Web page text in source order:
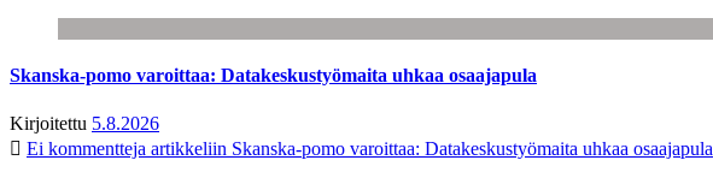
Skanska-pomo varoittaa: Datakeskustyömaita uhkaa osaajapula
Kirjoitettu 5.8.2026
Ei kommentteja artikkeliin Skanska-pomo varoittaa: Datakeskustyömaita uhkaa osaajapula